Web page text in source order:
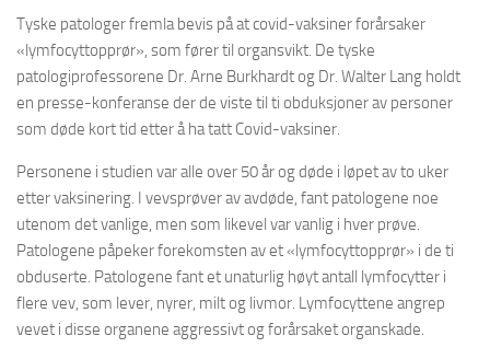
Tyske patologer fremla bevis på at covid-vaksiner forårsaker
«lymfocyttopprør», som fører til organsvikt. De tyske
patologiprofessorene Dr. Arne Burkhardt og Dr. Walter Lang holdt
en presse-konferanse der de viste til ti obduksjoner av personer
som døde kort tid etter å ha tatt Covid-vaksiner.
Personene i studien var alle over 50 år og døde i løpet av to uker
etter vaksinering. I vevsprøver av avdøde, fant patologene noe
utenom det vanlige, men som likevel var vanlig i hver prøve.
Patologene påpeker forekomsten av et «lymfocyttopprør» i de ti
obduserte. Patologene fant et unaturlig høyt antall lymfocytter i
flere vev, som lever, nyrer, milt og livmor. Lymfocyttene angrep
vevet i disse organene aggressivt og forårsaket organskade.